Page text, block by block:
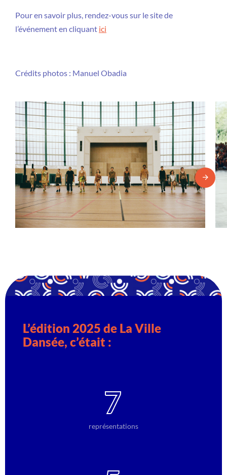
Pour en savoir plus, rendez-vous sur le site de
l’événement en cliquant ici
Crédits photos : Manuel Obadia
L’édition 2025 de La Ville
Dansée, c’était :
7
représentations